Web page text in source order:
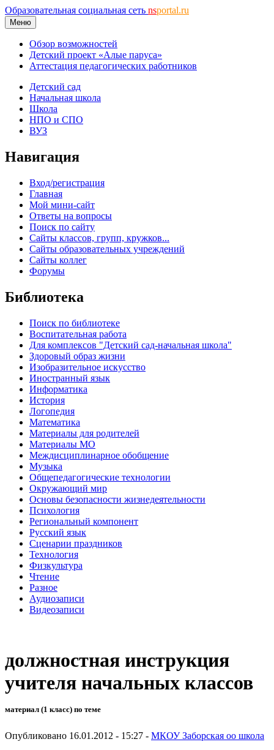
Образовательная социальная сеть nsportal.ru
Меню
Обзор возможностей
Детский проект «Алые паруса»
Аттестация педагогических работников
Детский сад
Начальная школа
Школа
НПО и СПО
ВУЗ
Навигация
Вход/регистрация
Главная
Мой мини-сайт
Ответы на вопросы
Поиск по сайту
Сайты классов, групп, кружков...
Сайты образовательных учреждений
Сайты коллег
Форумы
Библиотека
Поиск по библиотеке
Воспитательная работа
Для комплексов "Детский сад-начальная школа"
Здоровый образ жизни
Изобразительное искусство
Иностранный язык
Информатика
История
Логопедия
Математика
Материалы для родителей
Материалы МО
Междисциплинарное обобщение
Музыка
Общепедагогические технологии
Окружающий мир
Основы безопасности жизнедеятельности
Психология
Региональный компонент
Русский язык
Сценарии праздников
Технология
Физкультура
Чтение
Разное
Аудиозаписи
Видеозаписи
должностная инструкция
учителя начальных классов
материал (1 класс) по теме
Опубликовано 16.01.2012 - 15:27 - МКОУ Заборская оо школа